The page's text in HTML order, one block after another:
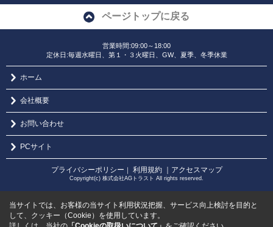
ページトップに戻る
営業時間:09:00～18:00
定休日:毎週水曜日、第１・３火曜日、GW、夏季、冬季休業
ホーム
会社概要
お問い合わせ
PCサイト
プライバシーポリシー ｜ 利用規約 ｜アクセスマップ
Copyright(c) 株式会社AGトラスト All rights reserved.
当サイトでは、お客様の当サイト利用状況把握、サービス向上検討を目的と
して、クッキー（Cookie）を使用しています。